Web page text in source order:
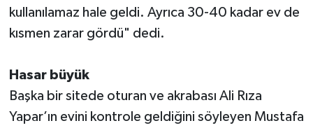
kullanılamaz hale geldi. Ayrıca 30-40 kadar ev de
kısmen zarar gördü" dedi.
Hasar büyük
Başka bir sitede oturan ve akrabası Ali Rıza
Yapar’ın evini kontrole geldiğini söyleyen Mustafa